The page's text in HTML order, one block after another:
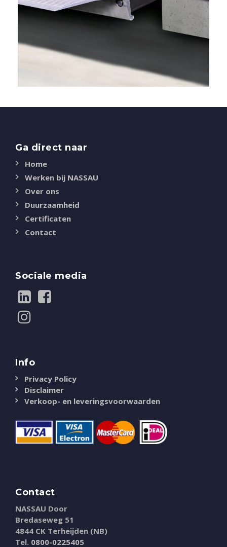
Ga direct naar
Home
Werken bij NASSAU
Over ons
Duurzaamheid
Certificaten
Contact
Sociale media
Info
Privacy Policy
Disclaimer
Verkoop- en leveringsvoorwaarden
Contact
NASSAU Door
Bredaseweg 51
4844 CK Terheijden (NB)
Tel. 0800-0225405